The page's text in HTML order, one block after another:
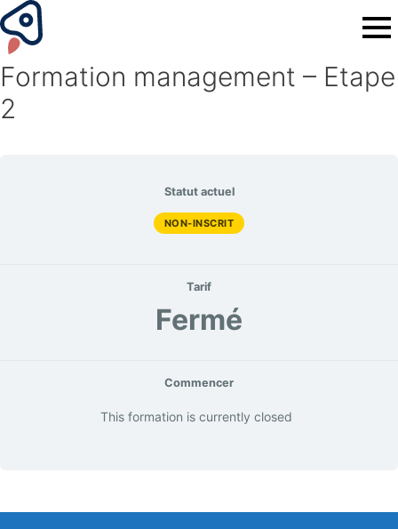
Formation management – Etape
2
Statut actuel
NON-INSCRIT
Tarif
Fermé
Commencer
This formation is currently closed